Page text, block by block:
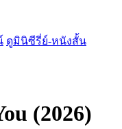
ดูมินิซีรี่ย์-หนังสั้น
(2026)